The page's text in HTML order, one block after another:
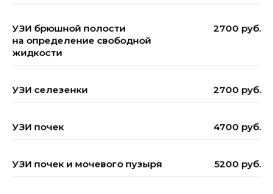
УЗИ брюшной полости
на определение свободной
жидкости
2700 руб.
УЗИ селезенки 2700 руб.
УЗИ почек 4700 руб.
УЗИ почек и мочевого пузыря 5200 руб.